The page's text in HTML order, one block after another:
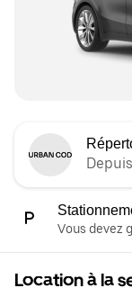
Vous devez
Location à la